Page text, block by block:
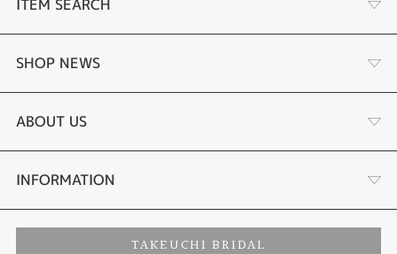
ITEM SEARCH
婚約指輪
結婚指輪
セットリング
婚約ネックレス
SHOP NEWS
選ばれる理由まとめ
お客様の声
プロポーズサポート
ABOUT US
会社概要
INFORMATION
TAKEUCHI BRIDAL